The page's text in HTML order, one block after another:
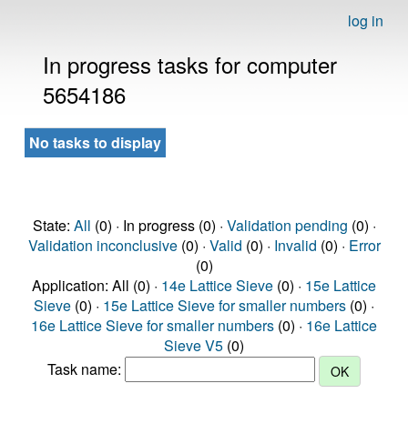
log in
In progress tasks for computer
5654186
No tasks to display
State: All (0) · In progress (0) · Validation pending (0) ·
Validation inconclusive(0) · Valid (0) · Invalid (0) · Error
(0)
Application: All (0) · 14e Lattice Sieve (0) · 15e Lattice
Sieve (0) · 15e Lattice Sieve for smaller numbers (0) ·
16e Lattice Sieve for smaller numbers (0) · 16e Lattice
Sieve V5 (0)
Task name: